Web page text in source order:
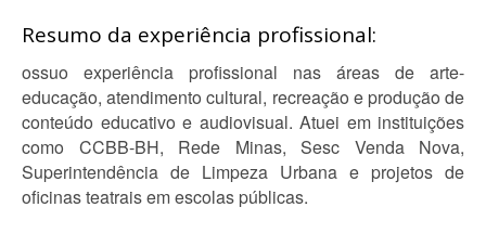
Resumo da experiência profissional:
ossuo experiência profissional nas áreas de arte-
educação, atendimento cultural, recreação e produção de
conteúdo educativo e audiovisual. Atuei em instituições
como CCBB-BH, Rede Minas, Sesc Venda Nova,
Superintendência de Limpeza Urbana e projetos de
oficinas teatrais em escolas públicas.